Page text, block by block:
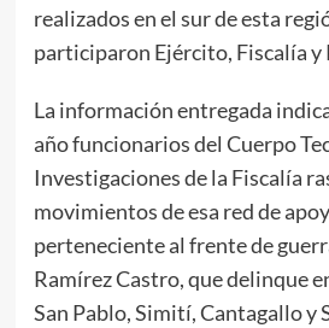
realizados en el sur de esta
participaron Ejército, Fiscalía y
La información entregada
año funcionarios del Cuerpo
Investigaciones de la Fiscalía
movimientos de esa red de
perteneciente al frente de
Ramírez Castro, que delinque
San Pablo, Simití, Cantagallo y